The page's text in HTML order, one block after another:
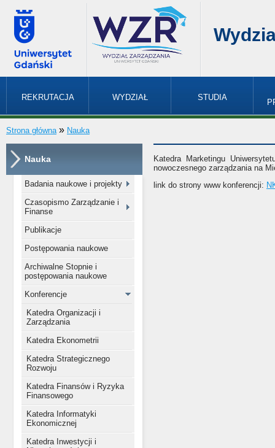
REKRUTACJA WYDZIAŁ STUDIA
Strona główna » Nauka
Nauka
Badania naukowe i projekty
Czasopismo Zarządzanie i
Finanse
Publikacje
Postępowania naukowe
Archiwalne Stopnie i
postępowania naukowe
Konferencje
Katedra Organizacji i
Zarządzania
Katedra Ekonometrii
Katedra Strategicznego
Rozwoju
Katedra Finansów i Ryzyka
Finansowego
Katedra Informatyki
Ekonomicznej
Katedra Inwestycji i
Katedra Marketingu
nowoczesnego zarządzania na
link do strony www konferencji: